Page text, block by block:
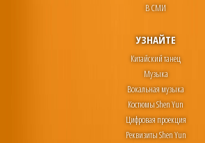
В СМИ
УЗНАЙТЕ
Китайский танец
Музыка
Вокальная музыка
Костюмы Shen Yun
Цифровая проекция
Реквизиты Shen Yun